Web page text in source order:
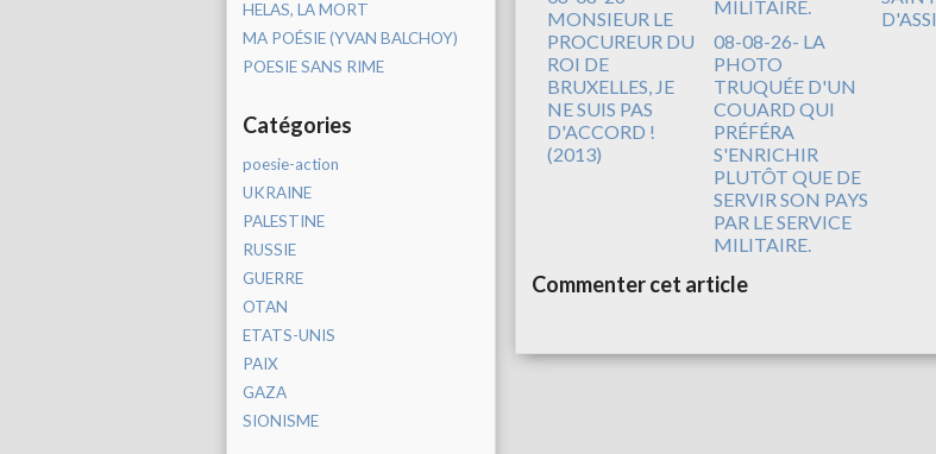
HELAS, LA MORT
MA POÉSIE (YVAN BALCHOY)
POESIE SANS RIME
Catégories
poesie-action
UKRAINE
PALESTINE
RUSSIE
GUERRE
OTAN
ETATS-UNIS
PAIX
GAZA
SIONISME
MONSIEUR LE
PROCUREUR DU
ROI DE
BRUXELLES, JE
NE SUIS PAS
D'ACCORD !
(2013)
08-08-26- LA
PHOTO
TRUQUÉE D'UN
COUARD QUI
PRÉFÉRA
S'ENRICHIR
PLUTÔT QUE DE
SERVIR SON PAYS
PAR LE SERVICE
MILITAIRE.
Commenter cet article